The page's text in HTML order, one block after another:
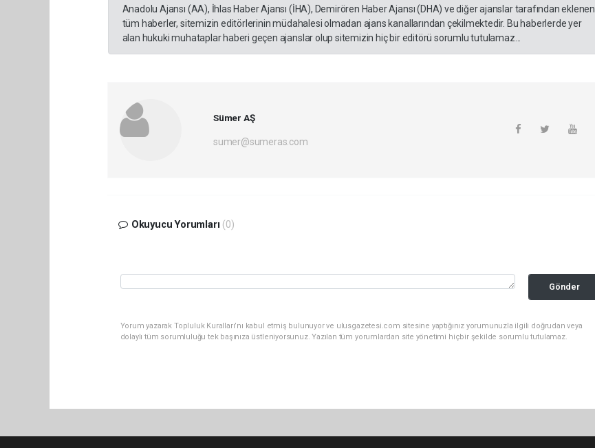
Anadolu Ajansı (AA), İhlas Haber Ajansı (İHA), Demirören Haber Ajansı (DHA) ve diğer ajanslar tarafından eklenen
tüm haberler, sitemizin editörlerinin müdahalesi olmadan ajans kanallarından çekilmektedir. Bu haberlerde yer
alan hukuki muhataplar haberi geçen ajanslar olup sitemizin hiç bir editörü sorumlu tutulamaz...
Sümer AŞ
sumer@sumeras.com
Okuyucu Yorumları (0)
Gönder
Yorum yazarak Topluluk Kuralları’nı kabul etmiş bulunuyor ve ulusgazetesi.com sitesine yaptığınız yorumunuzla ilgili doğrudan veya
dolaylı tüm sorumluluğu tek başınıza üstleniyorsunuz. Yazılan tüm yorumlardan site yönetimi hiçbir şekilde sorumlu tutulamaz.